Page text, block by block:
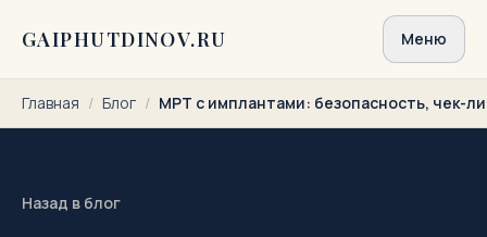
GAIPHUTDINOV.RU Меню
Главная / Блог / МРТ с имплантами: безопасность, чек-
Назад в блог